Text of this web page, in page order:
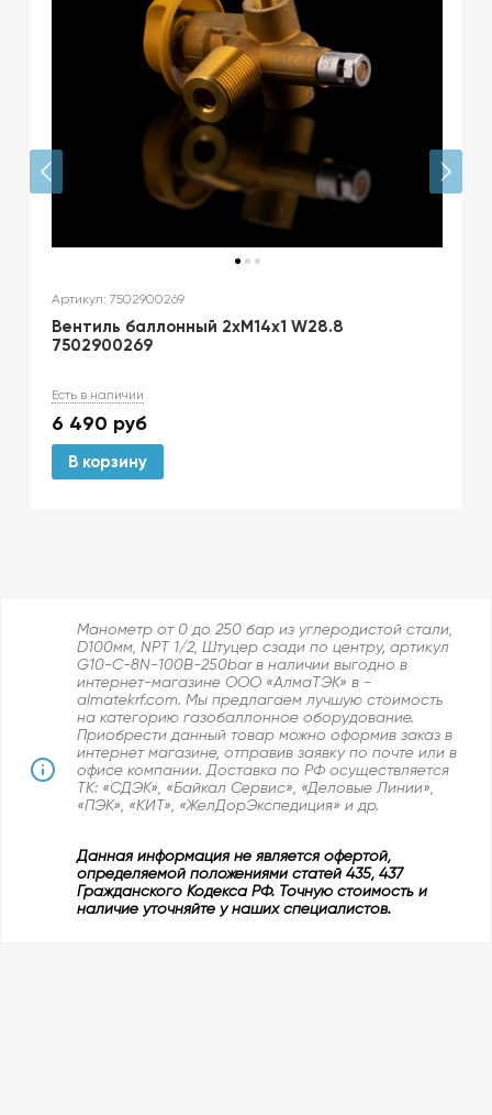
Артикул: 7502900269
Вентиль баллонный 2хМ14х1 W28.8
7502900269
Есть в наличии
6 490 руб
В корзину
Манометр от 0 до 250 бар из углеродистой стали,
D100мм, NPT 1/2, Штуцер сзади по центру, артикул
G10-C-8N-100B-250bar в наличии выгодно в
интернет-магазине ООО «АлмаТЭК» в -
almatekrf.com. Мы предлагаем лучшую стоимость
на категорию газобаллонное оборудование.
Приобрести данный товар можно оформив заказ в
интернет магазине, отправив заявку по почте или в
офисе компании. Доставка по РФ осуществляется
ТК: «СДЭК», «Байкал Сервис», «Деловые Линии»,
«ПЭК», «КИТ», «ЖелДорЭкспедиция» и др.